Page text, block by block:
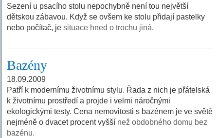
Sezení u psacího stolu nepochybně není tou největší
dětskou zábavou. Když se ovšem ke stolu přidají pastelky
nebo počítač, jesituace hned o trochu jiná.
Bazény
18.09.2009
Patří k modernímu životnímu stylu. Řada z nich je přátelská
k životnímu prostředí a projde i velmi náročnými
ekologickými testy. Cena nemovitosti s bazénem je ve světě
nejméně o dvacet procent vyšší než obdobného domu bez
bazénu.